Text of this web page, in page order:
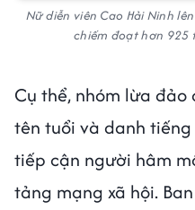
Nữ diễn viên Cao Hải Ninh
chiếm đoạt hơn 925
Cụ thể, nhóm lừa
tên tuổi và danh
tiếp cận người hâm
tảng mạng xã hội.